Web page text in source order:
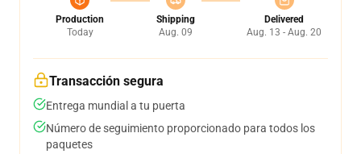
Production
Today
Shipping
Aug. 09
Delivered
Aug. 13 - Aug. 20
Transacción segura
Entrega mundial a tu puerta
Número de seguimiento proporcionado para todos los
paquetes